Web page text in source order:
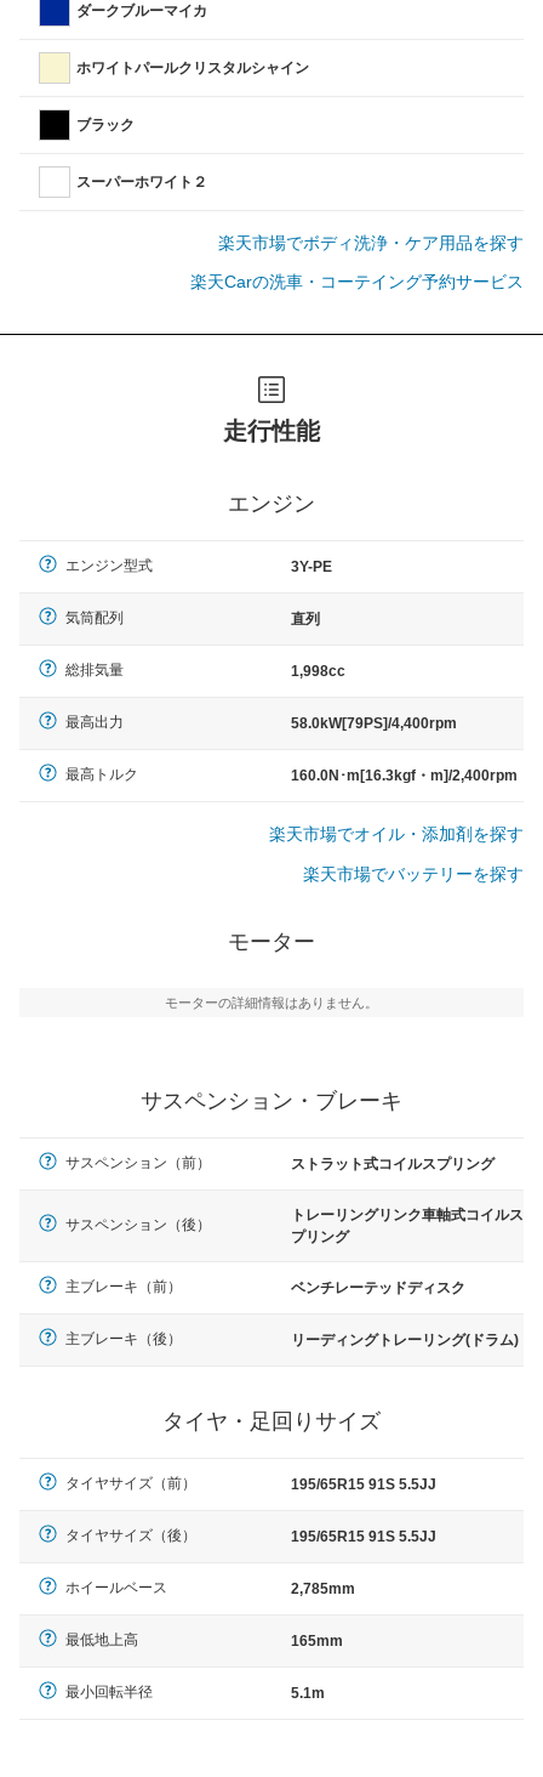
ダークブルーマイカ
ホワイトパールクリスタルシャイン
ブラック
スーパーホワイト２
楽天市場でボディ洗浄・ケア用品を探す
楽天Carの洗車・コーテイング予約サービス
走行性能
エンジン
エンジン型式 3Y-PE
気筒配列 直列
総排気量 1,998cc
最高出力 58.0kW[79PS]/4,400rpm
最高トルク 160.0N･m[16.3kgf・m]/2,400rpm
楽天市場でオイル・添加剤を探す
楽天市場でバッテリーを探す
モーター
モーターの詳細情報はありません。
サスペンション・ブレーキ
サスペンション（前） ストラット式コイルスプリング
サスペンション（後）
トレーリングリンク車軸式コイルス
プリング
主ブレーキ（前） ベンチレーテッドディスク
主ブレーキ（後） リーディングトレーリング(ドラム)
タイヤ・足回りサイズ
タイヤサイズ（前） 195/65R15 91S 5.5JJ
タイヤサイズ（後） 195/65R15 91S 5.5JJ
ホイールベース 2,785mm
最低地上高 165mm
最小回転半径 5.1m